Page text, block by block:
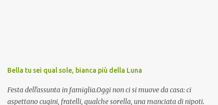
Bella tu sei qual sole, bianca più della Luna
Festa dell'assunta in famiglia.Oggi non ci si muove da casa: ci
aspettano cugini, fratelli, qualche sorella, una manciata di nipoti.